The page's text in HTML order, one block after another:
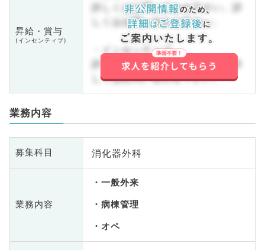
昇給・賞与
(インセンティブ)
詳しくはお問い合わせ下さい。詳
しくはお問い合わせ下さい。
・インセンティブ
詳しくはお問い合わせ下さい。詳
しくはお問い合わせ下さい。
業務内容
募集科目 消化器外科
業務内容
一般外来
病棟管理
オペ